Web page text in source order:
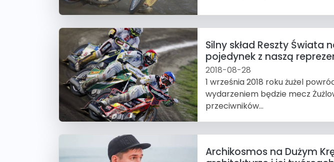
Silny skład Reszty Świata
pojedynek z naszą
2018-08-28
1 września 2018 roku żużel
wydarzeniem będzie mecz
przeciwników...
Archikosmos na Dużym